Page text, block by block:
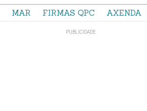
MAR FIRMAS QPC AXENDA